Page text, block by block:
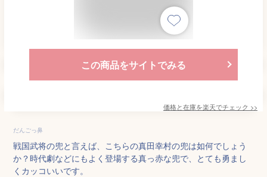
この商品をサイトでみる
価格と在庫を楽天でチェック >>
だんごっ鼻
戦国武将の兜と言えば、こちらの真田幸村の兜は如何でしょう
か？時代劇などにもよく登場する真っ赤な兜で、とても勇まし
くカッコいいです。